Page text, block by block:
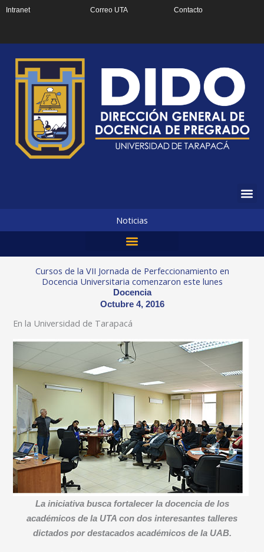
Intranet Correo UTA Contacto
Noticias
Cursos de la VII Jornada de Perfeccionamiento en
Docencia Universitaria comenzaron este lunes
Docencia
Octubre 4, 2016
En la Universidad de Tarapacá
La iniciativa busca fortalecer la docencia de los
académicos de la UTA con dos interesantes talleres
dictados por destacados académicos de la UAB.